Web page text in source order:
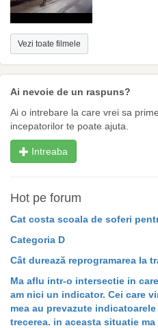
Vezi toate filmele
Ai nevoie de un raspuns?
Ai o intrebare la care vrei sa
incepatorilor te poate ajuta.
Intreaba
Hot pe forum
Cat costa scoala de soferi
Categoria D
Cât durează reprogramarea la
Ma aflu intr-o intersectie in
am nici un indicator. Cei care
mea au prevazute
trecerea. in aceasta situatie